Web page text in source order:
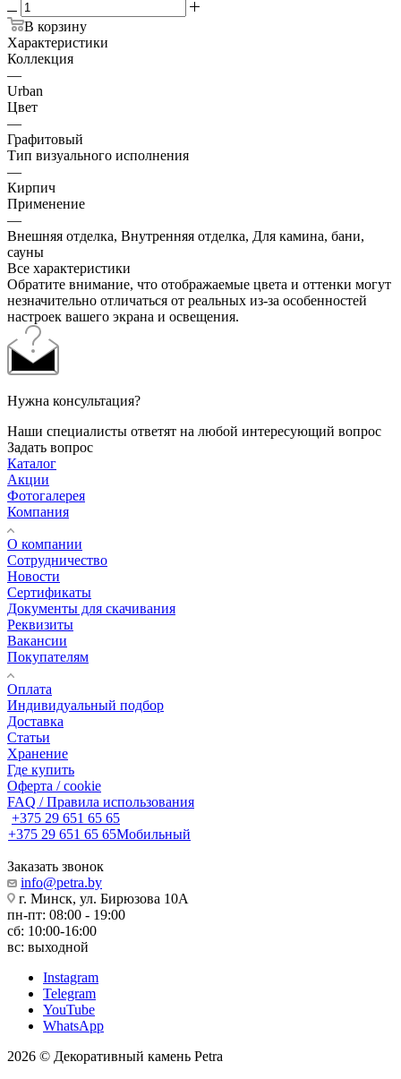
В корзину
Характеристики
Коллекция
—
Urban
Цвет
—
Графитовый
Тип визуального исполнения
—
Кирпич
Применение
—
Внешняя отделка, Внутренняя отделка, Для камина, бани,
сауны
Все характеристики
Обратите внимание, что отображаемые цвета и оттенки могут
незначительно отличаться от реальных из-за особенностей
настроек вашего экрана и освещения.
Нужна консультация?
Наши специалисты ответят на любой интересующий вопрос
Задать вопрос
Каталог
Акции
Фотогалерея
Компания
О компании
Сотрудничество
Новости
Сертификаты
Документы для скачивания
Реквизиты
Вакансии
Покупателям
Оплата
Индивидуальный подбор
Доставка
Статьи
Хранение
Где купить
Оферта / cookie
FAQ / Правила использования
+375 29 651 65 65
+375 29 651 65 65Мобильный
Заказать звонок
info@petra.by
г. Минск, ул. Бирюзова 10А
пн-пт: 08:00 - 19:00
сб: 10:00-16:00
вс: выходной
Instagram
Telegram
YouTube
WhatsApp
2026 © Декоративный камень Petra